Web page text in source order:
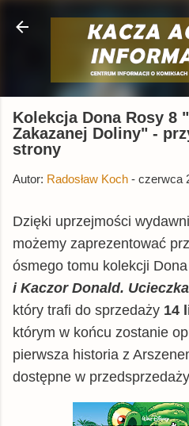
Przejdź do
Kolekcja Dona Rosy 8
Zakazanej Doliny" -
strony
Autor: Radosław Koch - czerwca
Dzięki uprzejmości
możemy zaprezentować
ósmego tomu kolekcji
i Kaczor Donald.
który trafi do sprzedaży 14
którym w końcu zostanie
pierwsza historia z
dostępne w